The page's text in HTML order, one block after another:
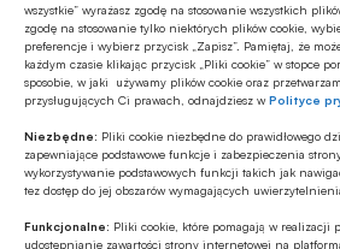
wszystkie” wyrażasz zgodę na stosowanie wszystkich
zgodę na stosowanie tylko niektórych plików cookie,
preferencje i wybierz przycisk „Zapisz”. Pamiętaj, że
każdym czasie klikając przycisk „Pliki cookie” w stopce
sposobie, w jaki używamy plików cookie oraz
przysługujących Ci prawach, odnajdziesz wPolityce
Niezbędne: Pliki cookie niezbędne do prawidłowego
zapewniające podstawowe funkcje i zabezpieczenia
wykorzystywanie podstawowych funkcji takich jak
tez dostęp do jej obszarów wymagających
Funkcjonalne: Pliki cookie, które pomagają w
udostępnianie zawartości strony internetowej na
instytucji finansowej, jest
nierozłącznym elementem jej
Trudno formułować i
marketingową instytucji
niegodnej zaufania. To tak jakby
„uczciwy złodziej”. Można, ale